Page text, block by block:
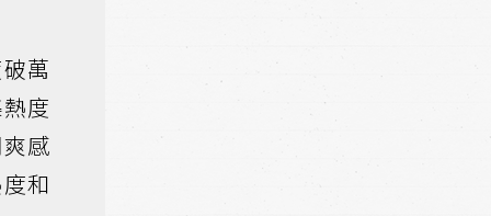
萬
度
感
和